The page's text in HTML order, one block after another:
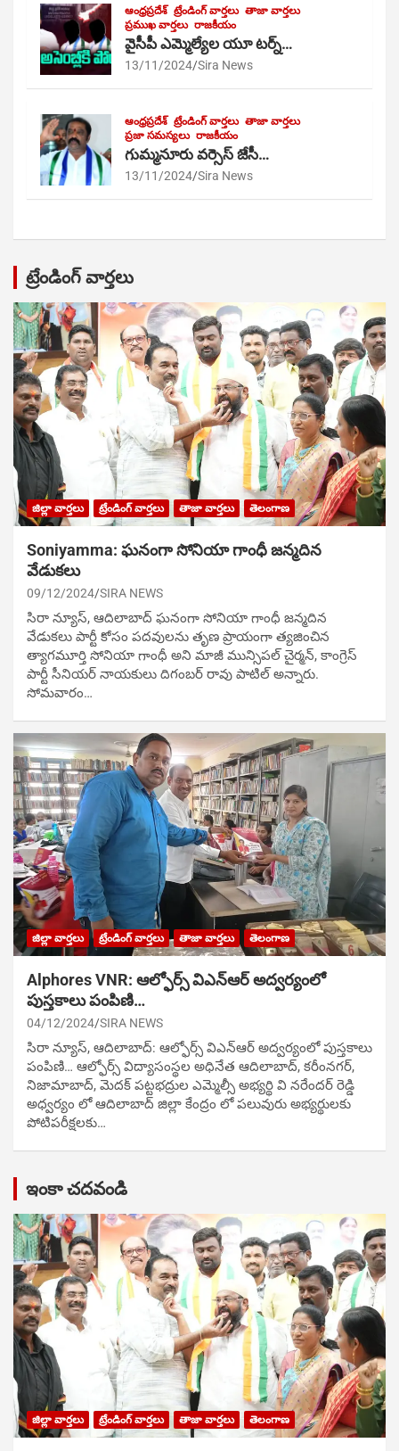
ఆంధ్రప్రదేశ్ ట్రేండింగ్ వార్తలు తాజా వార్తలు
ప్రముఖ వార్తలు రాజకీయం
వైసీపీ ఎమ్మెల్యేల యూ టర్న్…
13/11/2024 Sira News
ఆంధ్రప్రదేశ్ ట్రేండింగ్ వార్తలు తాజా వార్తలు
ప్రజా సమస్యలు రాజకీయం
గుమ్మనూరు వర్సెస్ జేసీ…
13/11/2024 Sira News
ట్రేండింగ్ వార్తలు
జిల్లా వార్తలు ట్రేండింగ్ వార్తలు తాజా వార్తలు తెలంగాణ
Soniyamma: ఘ‌నంగా సోనియా గాంధీ జ‌న్మ‌దిన
వేడుక‌లు
09/12/2024 SIRA NEWS
సిరా న్యూస్, ఆదిలాబాద్ ఘ‌నంగా సోనియా గాంధీ జ‌న్మ‌దిన
వేడుక‌లు పార్టీ కోసం ప‌ద‌వుల‌ను తృణ ప్రాయంగా త్య‌జించిన
త్యాగమూర్తి సోనియా గాంధీ అని మాజీ మున్సిప‌ల్ చైర్మ‌న్, కాంగ్రెస్
పార్టీ సీనియ‌ర్ నాయ‌కులు దిగంబ‌ర్ రావు పాటిల్ అన్నారు.
సోమవారం…
జిల్లా వార్తలు ట్రేండింగ్ వార్తలు తాజా వార్తలు తెలంగాణ
Alphores VNR: ఆల్ఫోర్స్ విఎన్ఆర్ అద్వర్యంలో
పుస్తకాలు పంపిణి…
04/12/2024 SIRA NEWS
సిరా న్యూస్, ఆదిలాబాద్: ఆల్ఫోర్స్ విఎన్ఆర్ అద్వర్యంలో పుస్తకాలు
పంపిణి… ఆల్ఫోర్స్ విద్యాసంస్థల అధినేత ఆదిలాబాద్, కరీంనగర్,
నిజామాబాద్, మెదక్ పట్టభద్రుల ఎమ్మెల్సీ అభ్యర్థి వి నరేందర్ రెడ్డి
అధ్వర్యం లో ఆదిలాబాద్ జిల్లా కేంద్రం లో పలువురు అభ్యర్థులకు
పోటిప‌రీక్ష‌ల‌కు…
ఇంకా చదవండి
జిల్లా వార్తలు ట్రేండింగ్ వార్తలు తాజా వార్తలు తెలంగాణ